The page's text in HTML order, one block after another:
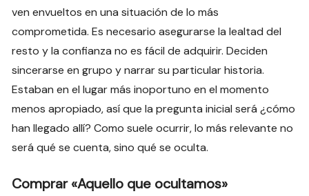
ven envueltos en una situación de lo más
comprometida. Es necesario asegurarse la lealtad del
resto y la confianza no es fácil de adquirir. Deciden
sincerarse en grupo y narrar su particular historia.
Estaban en el lugar más inoportuno en el momento
menos apropiado, así que la pregunta inicial será ¿cómo
han llegado allí? Como suele ocurrir, lo más relevante no
será qué se cuenta, sino qué se oculta.
Comprar «Aquello que ocultamos»